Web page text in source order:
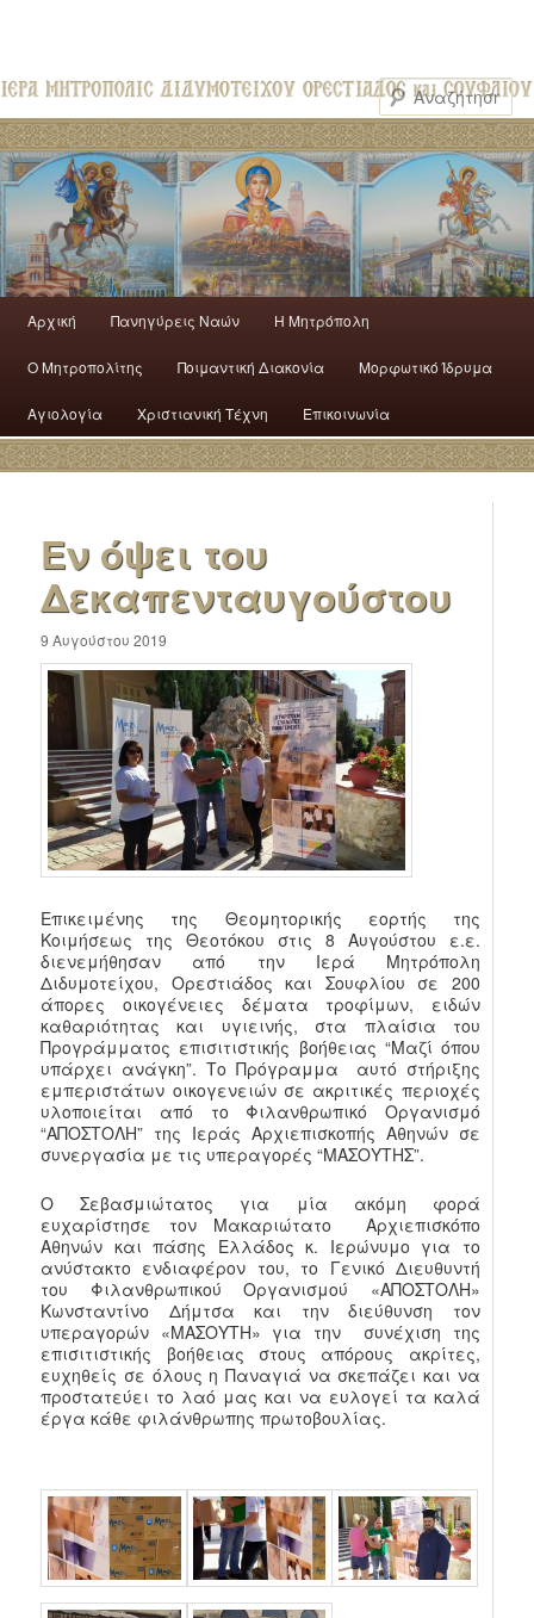
Αρχική Πανηγύρεις Ναών H Mητρόπολη
Ο Mητροπολίτης Ποιμαντική Διακονία Μορφωτικό Ίδρυμα
Αγιολογία Χριστιανική Τέχνη Επικοινωνία
Εν όψει του
Δεκαπενταυγούστου
9 Αυγούστου 2019
Επικειμένης της Θεομητορικής εορτής της
Κοιμήσεως της Θεοτόκου στις 8 Αυγούστου ε.ε.
διενεμήθησαν από την Ιερά Μητρόπολη
Διδυμοτείχου, Ορεστιάδος και Σουφλίου σε 200
άπορες οικογένειες δέματα τροφίμων, ειδών
καθαριότητας και υγιεινής, στα πλαίσια του
Προγράμματος επισιτιστικής βοήθειας “Μαζί όπου
υπάρχει ανάγκη”. Το Πρόγραμμα αυτό στήριξης
εμπεριστάτων οικογενειών σε ακριτικές περιοχές
υλοποιείται από το Φιλανθρωπικό Οργανισμό
“ΑΠΟΣΤΟΛΗ” της Ιεράς Αρχιεπισκοπής Αθηνών σε
συνεργασία με τις υπεραγορές “ΜΑΣΟΥΤΗΣ”.
Ο Σεβασμιώτατος για μία ακόμη φορά
ευχαρίστησε τον Μακαριώτατο Αρχιεπισκόπο
Αθηνών και πάσης Ελλάδος κ. Ιερώνυμο για το
ανύστακτο ενδιαφέρον του, το Γενικό Διευθυντή
του Φιλανθρωπικού Οργανισμού «ΑΠΟΣΤΟΛΗ»
Κωνσταντίνο Δήμτσα και την διεύθυνση τον
υπεραγορών «ΜΑΣΟΥΤΗ» για την συνέχιση της
επισιτιστικής βοήθειας στους απόρους ακρίτες,
ευχηθείς σε όλους η Παναγιά να σκεπάζει και να
προστατεύει το λαό μας και να ευλογεί τα καλά
έργα κάθε φιλάνθρωπης πρωτοβουλίας.